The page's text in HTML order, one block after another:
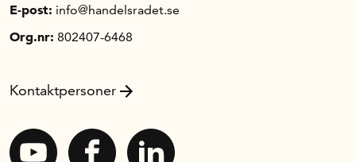
E-post: info@handelsradet.se
Org.nr: 802407-6468
Kontaktpersoner